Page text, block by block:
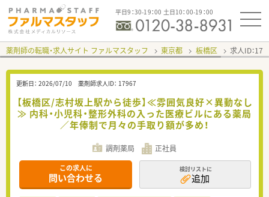
平日9：30-19：00 土日10：00-19：00
薬剤師の転職・求人サイト ファルマスタッフ 東京都 板橋区 求人ID：
更新日： 2026/07/10 薬剤師求人ID： 17967
【板橋区/志村坂上駅から徒歩】≪雰囲気良好×異動なし
≫ 内科・小児科・整形外科の入った医療ビルにある薬局
／年俸制で月々の手取り額が多め！
調剤薬局 正社員
この求人に
問い合わせる
検討リストに
追加